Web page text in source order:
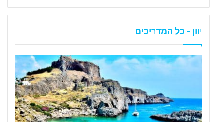
יוון - כל המדריכים